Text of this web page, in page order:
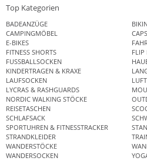
Top Kategorien
BADEANZÜGE
CAMPINGMÖBEL
E-BIKES
FITNESS SHORTS
FLIP
FUSSBALLSOCKEN
KINDERTRAGEN & KRAXE
LAUFSOCKEN
LYCRAS & RASHGUARDS
NORDIC WALKING STÖCKE
REISETASCHEN
SCHLAFSACK
SPORTUHREN & FITNESSTRACKER
STRANDKLEIDER
WANDERSTÖCKE
WANDERSOCKEN